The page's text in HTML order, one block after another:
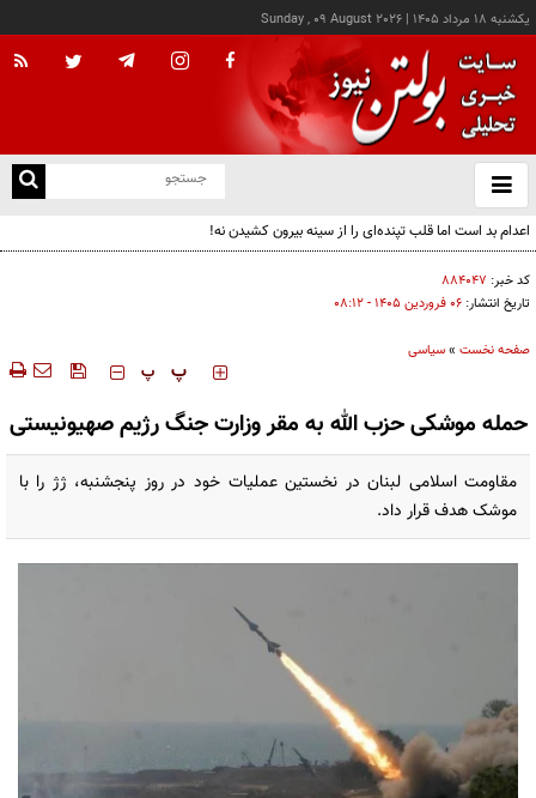
يکشنبه ۱۸ مرداد ۱۴۰۵ |
Sunday , 09 August 2026
باز
و
اعدام بد است اما قلب تپنده‌ای را از سینه بیرون کشیدن نه!
کد خبر: ۸۸۴۰۴۷
تاریخ انتشار: ۰۶ فروردين ۱۴۰۵ - ۰۸:۱۲
صفحه نخست »سیاسی
‍‍‍ پ پ
حمله موشکی حزب الله به مقر وزارت جنگ رژیم صهیونیستی
مقاومت اسلامی لبنان در نخستین عملیات خود در روز پنجشنبه، ژژ را با
موشک هدف قرار داد.